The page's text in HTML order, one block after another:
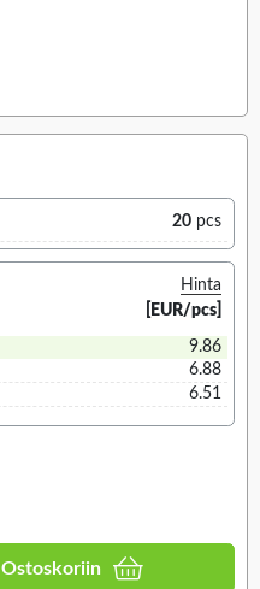
20 pcs
Hinta
[EUR/pcs]
9.86
6.88
6.51
Ostoskoriin